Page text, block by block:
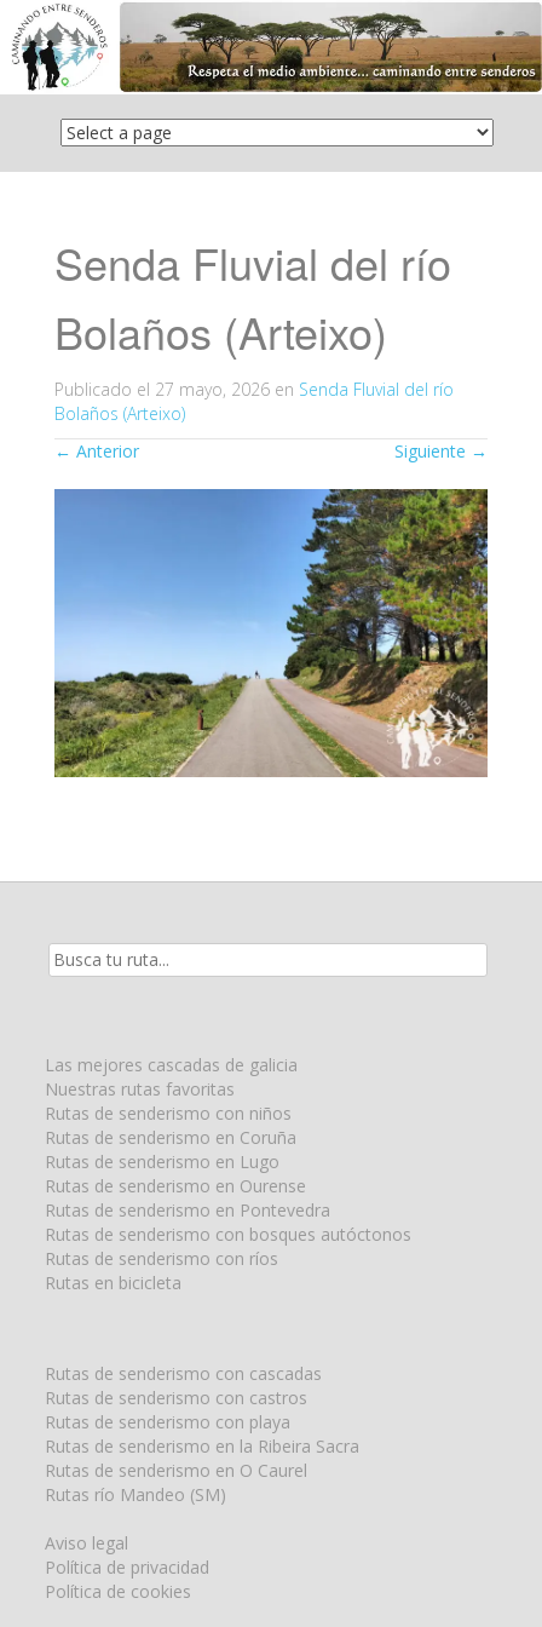
Saltar
contenido
Senda Fluvial del río
Bolaños (Arteixo)
Publicado el 27 mayo, 2026 en Senda Fluvial del río
Bolaños (Arteixo)
← Anterior Siguiente →
Resultados
Las mejores cascadas de galicia
Nuestras rutas favoritas
Rutas de senderismo con niños
Rutas de senderismo en Coruña
Rutas de senderismo en Lugo
Rutas de senderismo en Ourense
Rutas de senderismo en Pontevedra
Rutas de senderismo con bosques autóctonos
Rutas de senderismo con ríos
Rutas en bicicleta
Rutas de senderismo con cascadas
Rutas de senderismo con castros
Rutas de senderismo con playa
Rutas de senderismo en la Ribeira Sacra
Rutas de senderismo en O Caurel
Rutas río Mandeo (SM)
Aviso legal
Política de privacidad
Política de cookies